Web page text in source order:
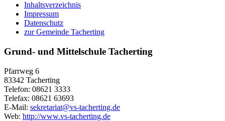
Inhaltsverzeichnis
Impressum
Datenschutz
zur Gemeinde Tacherting
Grund- und Mittelschule Tacherting
Pfarrweg 6
83342 Tacherting
Telefon: 08621 3333
Telefax: 08621 63693
E-Mail: sekretariat@vs-tacherting.de
Web: http://www.vs-tacherting.de